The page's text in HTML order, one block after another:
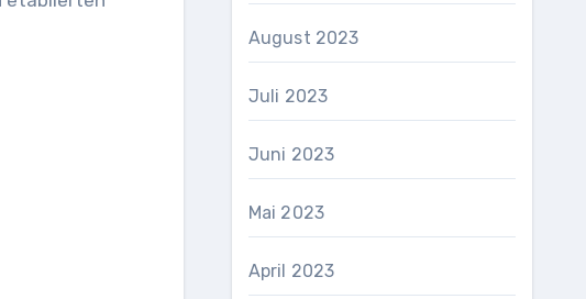
August 2023
Juli 2023
Juni 2023
Mai 2023
April 2023